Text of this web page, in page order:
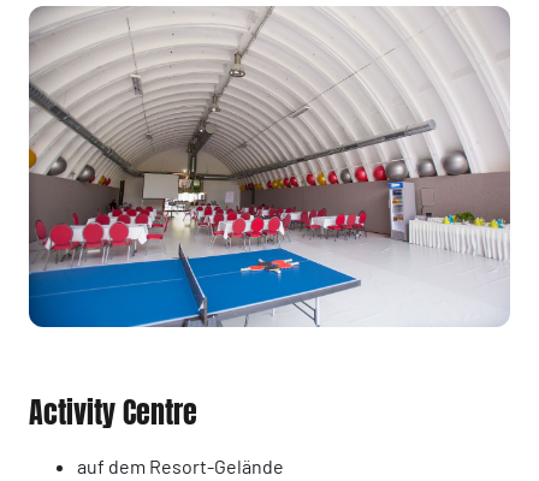
Activity Centre
auf dem Resort-Gelände